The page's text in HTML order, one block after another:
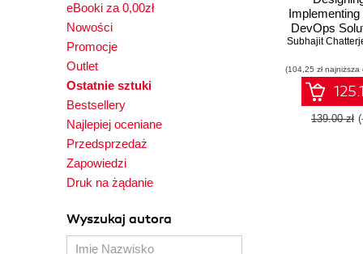
eBooki za 0,00zł
Nowości
Promocje
Outlet
Ostatnie sztuki
Bestsellery
Najlepiej oceniane
Przedsprzedaż
Zapowiedzi
Druk na żądanie
Wyszukaj autora
DevOps
400 Exam
certification
Azure
strategies
Subhajit
(104,25 zł
139.00 zł